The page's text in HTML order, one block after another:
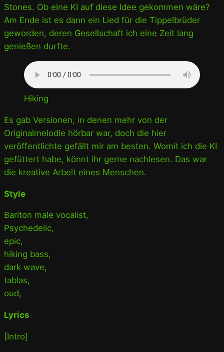
Stones. Ob eine KI auf diese Idee gekommen wäre?
Am Ende ist es dann ein Lied für die Tippelbrüder
geworden, deren Gesellschaft ich eine Zeit lang
genießen durfte.
Hiking
Es gab Versionen, in denen mehr von der
Originalmelodie hörbar war, doch die hier
veröffentlichte gefällt mir am besten. Womit ich die KI
gefüttert habe, könnt ihr gerne nachlesen. Das war
die kreative Arbeit eines Menschen.
Style
Bariton male vocalist,
Psychedelic,
epic,
hiking bass,
dark wave,
tablas,
oud,
Lyrics
[Intro]